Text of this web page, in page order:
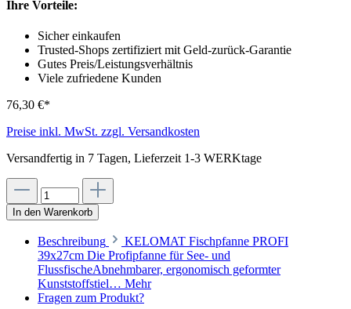
Ihre Vorteile:
Sicher einkaufen
Trusted-Shops zertifiziert mit Geld-zurück-Garantie
Gutes Preis/Leistungsverhältnis
Viele zufriedene Kunden
76,30 €*
Preise inkl. MwSt. zzgl. Versandkosten
Versandfertig in 7 Tagen, Lieferzeit 1-3 WERKtage
In den Warenkorb
Beschreibung
KELOMAT Fischpfanne PROFI
39x27cm Die Profipfanne für See- und
FlussfischeAbnehmbarer, ergonomisch geformter
Kunststoffstiel… Mehr
Fragen zum Produkt?